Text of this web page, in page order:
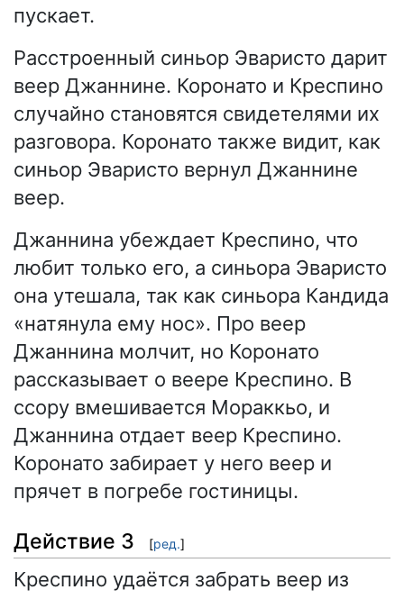
пускает.
Расстроенный синьор Эваристо дарит
веер Джаннине. Коронато и Креспино
случайно становятся свидетелями их
разговора. Коронато также видит, как
синьор Эваристо вернул Джаннине
веер.
Джаннина убеждает Креспино, что
любит только его, а синьора Эваристо
она утешала, так как синьора Кандида
«натянула ему нос». Про веер
Джаннина молчит, но Коронато
рассказывает о веере Креспино. В
ссору вмешивается Мораккьо, и
Джаннина отдает веер Креспино.
Коронато забирает у него веер и
прячет в погребе гостиницы.
Действие 3 [ред.]
Креспино удаётся забрать веер из